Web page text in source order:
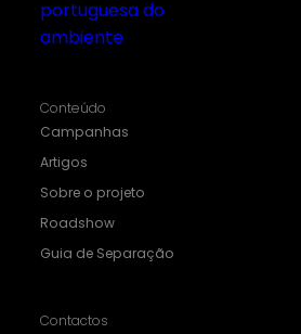
Conteúdo
Campanhas
Artigos
Sobre o projeto
Roadshow
Guia de Separação
Contactos